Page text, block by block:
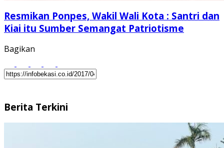
Resmikan Ponpes, Wakil Wali Kota : Santri dan
Kiai itu Sumber Semangat Patriotisme
Bagikan
Berita Terkini